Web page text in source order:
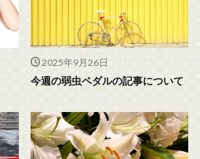
2025年9月26日
今週の弱虫ペダルの記事について